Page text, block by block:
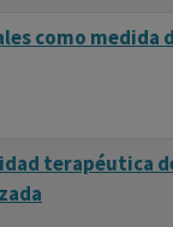
como medida
terapéutica